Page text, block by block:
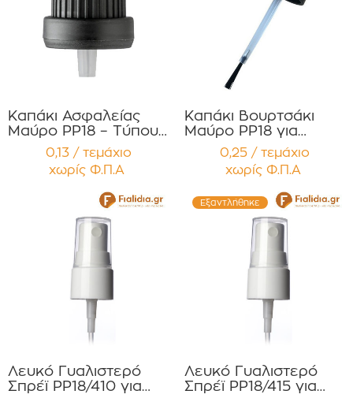
Καπάκι Ασφαλείας
Μαύρο PP18 – Τύπου
Two-Part με
Εσωτερικό
Σταγονόμετρο
(Dropper) Συσκευασία
0,13 / τεμάχιο
χωρίς Φ.Π.Α
Καπάκι Βουρτσάκι
Μαύρο PP18 για
φιαλίδιο 10ml Καπάκι
Βακελίτη Συσκευασία
12 τεμαχίων
0,25 / τεμάχιο
χωρίς Φ.Π.Α
Λευκό Γυαλιστερό
Σπρέϊ PP18/410 για
Εξαντλήθηκε
Λευκό Γυαλιστερό
Σπρέϊ PP18/415 για